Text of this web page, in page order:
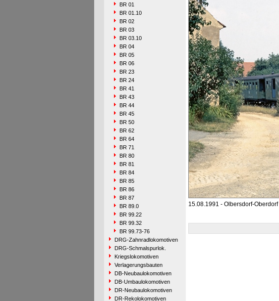
BR 01
BR 01.10
BR 02
BR 03
BR 03.10
BR 04
BR 05
BR 06
BR 23
BR 24
BR 41
BR 43
BR 44
BR 45
BR 50
BR 62
BR 64
BR 71
BR 80
BR 81
BR 84
BR 85
BR 86
BR 87
BR 89.0
BR 99.22
BR 99.32
BR 99.73-76
DRG-Zahnradlokomotiven
DRG-Schmalspurlok.
Kriegslokomotiven
Verlagerungsbauten
DB-Neubaulokomotiven
DB-Umbaulokomotiven
DR-Neubaulokomotiven
DR-Rekolokomotiven
15.08.1991 - Olbersdorf-Oberdorf